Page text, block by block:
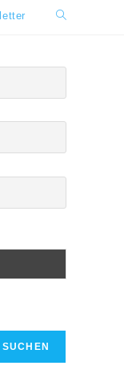
Website-
SUCHEN